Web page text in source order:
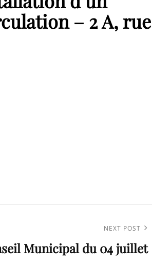
– 2 A, rue
NEXT POST
Municipal du 04 juillet